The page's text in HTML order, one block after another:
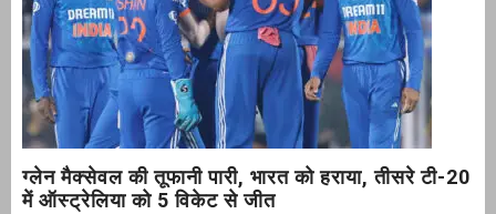
ग्‍लेन मैक्‍सेवल की तूफानी पारी, भारत को हराया, तीसरे टी-20
में ऑस्ट्रेलिया को 5 विकेट से जीत